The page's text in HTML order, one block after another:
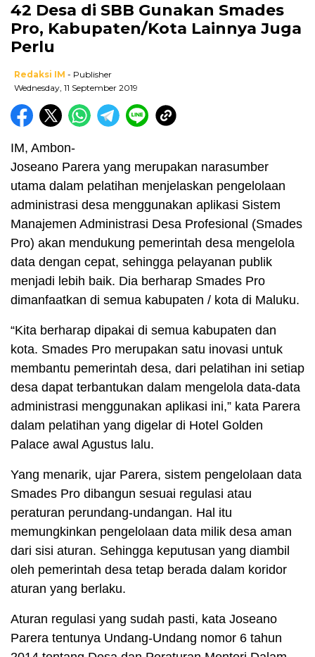
42 Desa di SBB Gunakan Smades
Pro, Kabupaten/Kota Lainnya Juga
Perlu
Redaksi IM - Publisher
Wednesday, 11 September 2019
IM, Ambon-
Joseano Parera yang merupakan narasumber
utama dalam pelatihan menjelaskan pengelolaan
administrasi desa menggunakan aplikasi Sistem
Manajemen Administrasi Desa Profesional (Smades
Pro) akan mendukung pemerintah desa mengelola
data dengan cepat, sehingga pelayanan publik
menjadi lebih baik. Dia berharap Smades Pro
dimanfaatkan di semua kabupaten / kota di Maluku.
“Kita berharap dipakai di semua kabupaten dan
kota. Smades Pro merupakan satu inovasi untuk
membantu pemerintah desa, dari pelatihan ini setiap
desa dapat terbantukan dalam mengelola data-data
administrasi menggunakan aplikasi ini,” kata Parera
dalam pelatihan yang digelar di Hotel Golden
Palace awal Agustus lalu.
Yang menarik, ujar Parera, sistem pengelolaan data
Smades Pro dibangun sesuai regulasi atau
peraturan perundang-undangan. Hal itu
memungkinkan pengelolaan data milik desa aman
dari sisi aturan. Sehingga keputusan yang diambil
oleh pemerintah desa tetap berada dalam koridor
aturan yang berlaku.
Aturan regulasi yang sudah pasti, kata Joseano
Parera tentunya Undang-Undang nomor 6 tahun